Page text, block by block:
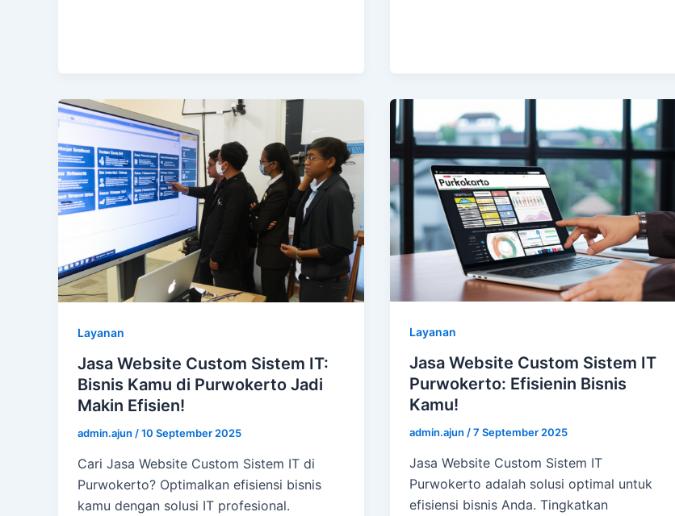
Layanan
Jasa Website Custom Sistem IT:
Bisnis Kamu di Purwokerto Jadi
Makin Efisien!
admin.ajun /10 September 2025
Cari Jasa Website Custom Sistem IT di
Purwokerto? Optimalkan efisiensi bisnis
kamu dengan solusi IT profesional.
Layanan
Jasa Website Custom Sistem IT
Purwokerto: Efisienin Bisnis
Kamu!
admin.ajun /7 September 2025
Jasa Website Custom Sistem IT
Purwokerto adalah solusi optimal untuk
efisiensi bisnis Anda. Tingkatkan